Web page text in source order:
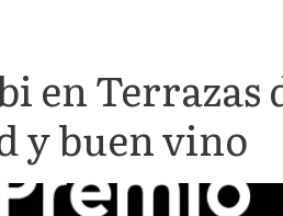
en Terrazas
y buen vino